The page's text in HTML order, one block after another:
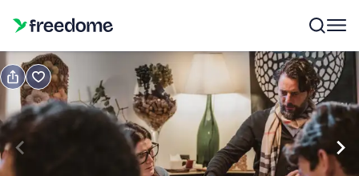
Regala
Navigate
Modifica
Modifica